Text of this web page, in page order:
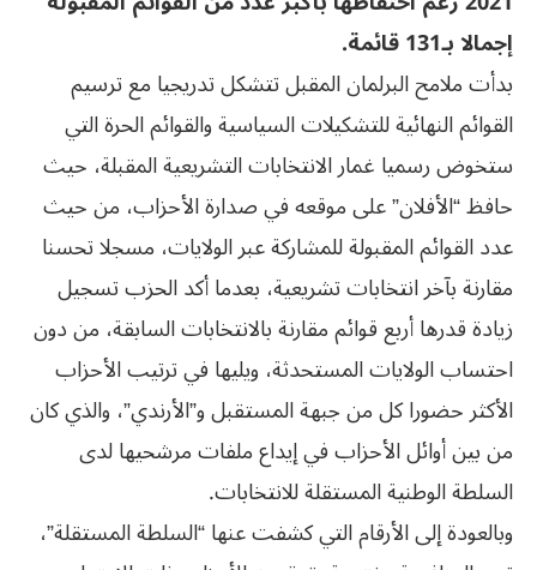
إجمالا بـ131 قائمة.
بدأت ملامح البرلمان المقبل تتشكل تدريجيا مع ترسيم
القوائم النهائية للتشكيلات السياسية والقوائم الحرة التي
ستخوض رسميا غمار الانتخابات التشريعية المقبلة، حيث
حافظ “الأفلان” على موقعه في صدارة الأحزاب، من حيث
عدد القوائم المقبولة للمشاركة عبر الولايات، مسجلا تحسنا
مقارنة بآخر انتخابات تشريعية، بعدما أكد الحزب تسجيل
زيادة قدرها أربع قوائم مقارنة بالانتخابات السابقة، من دون
احتساب الولايات المستحدثة، ويليها في ترتيب الأحزاب
الأكثر حضورا كل من جبهة المستقبل و”الأرندي”، والذي كان
من بين أوائل الأحزاب في إيداع ملفات مرشحيها لدى
السلطة الوطنية المستقلة للانتخابات.
وبالعودة إلى الأرقام التي كشفت عنها “السلطة المستقلة”،